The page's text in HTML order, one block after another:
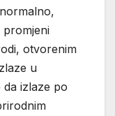
otvorenim
u
izlaze po